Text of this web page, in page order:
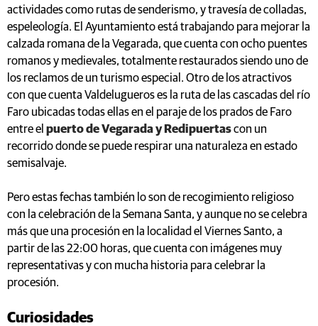
actividades como rutas de senderismo, y travesía de colladas,
espeleología. El Ayuntamiento está trabajando para mejorar la
calzada romana de la Vegarada, que cuenta con ocho puentes
romanos y medievales, totalmente restaurados siendo uno de
los reclamos de un turismo especial. Otro de los atractivos
con que cuenta Valdelugueros es la ruta de las cascadas del río
Faro ubicadas todas ellas en el paraje de los prados de Faro
entre el puerto de Vegarada y Redipuertascon un
recorrido donde se puede respirar una naturaleza en estado
semisalvaje.
Pero estas fechas también lo son de recogimiento religioso
con la celebración de la Semana Santa, y aunque no se celebra
más que una procesión en la localidad el Viernes Santo, a
partir de las 22:00 horas, que cuenta con imágenes muy
representativas y con mucha historia para celebrar la
procesión.
Curiosidades